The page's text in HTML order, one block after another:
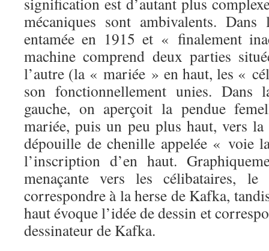
mécaniques sont ambivalents.
entamée en 1915 et « finalement
machine comprend deux parties
l’autre (la « mariée » en haut, les «
son fonctionnellement unies. Dans
gauche, on aperçoit la pendue
mariée, puis un peu plus haut, vers la
dépouille de chenille appelée « voie
l’inscription d’en haut.
menaçante vers les célibataires,
correspondre à la herse de Kafka,
haut évoque l’idée de dessin et
dessinateur de Kafka.